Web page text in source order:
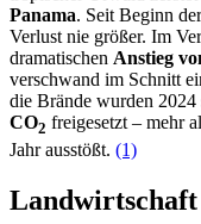
Panama. Seit Beginn
Verlust nie größer. Im
dramatischen Anstieg
verschwand im Schnitt
die Brände wurden 2024
CO2 freigesetzt – mehr
Jahr ausstößt. (1)